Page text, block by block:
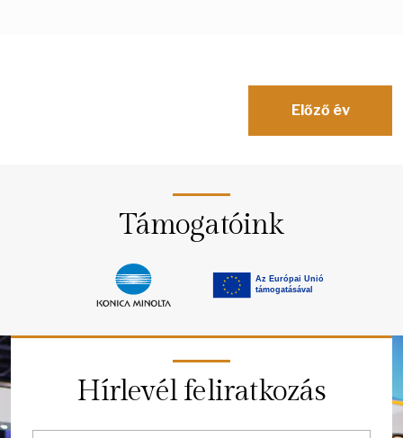
Előző év
Támogatóink
Hírlevél feliratkozás